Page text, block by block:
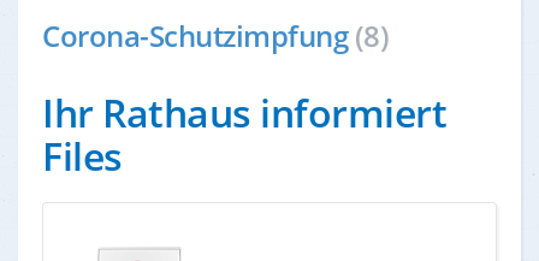
Corona-Schutzimpfung (8)
Ihr Rathaus informiert
Files